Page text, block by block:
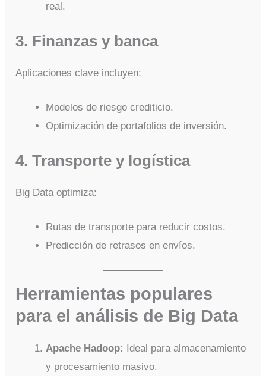
real.
3. Finanzas y banca
Aplicaciones clave incluyen:
Modelos de riesgo crediticio.
Optimización de portafolios de inversión.
4. Transporte y logística
Big Data optimiza:
Rutas de transporte para reducir costos.
Predicción de retrasos en envíos.
Herramientas populares
para el análisis de Big Data
Apache Hadoop:
Ideal para almacenamiento
y procesamiento masivo.